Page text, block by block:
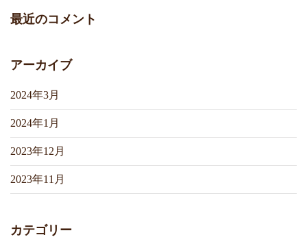
最近のコメント
アーカイブ
2024年3月
2024年1月
2023年12月
2023年11月
カテゴリー